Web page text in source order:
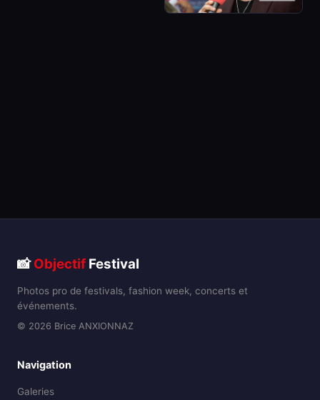
📸Objectif Festival
Photos pro de festivals, fashion week, concerts et
événements.
© 2026 Brice ANXIONNAZ
Navigation
Galeries